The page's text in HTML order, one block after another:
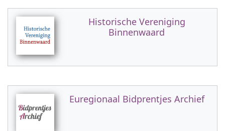
Historische Vereniging
Binnenwaard
Euregionaal Bidprentjes Archief